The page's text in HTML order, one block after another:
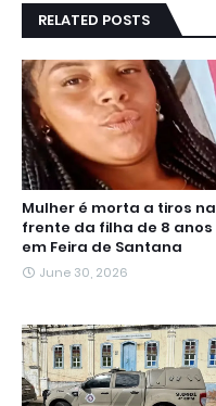
RELATED POSTS
Mulher é morta a tiros na
frente da filha de 8 anos
em Feira de Santana
June 30, 2026